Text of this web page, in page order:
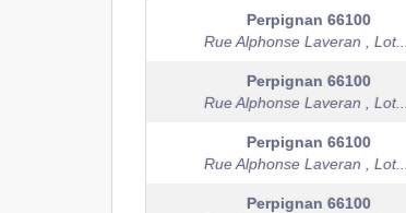
Perpignan 66100
Rue Alphonse Laveran , Lot....
Perpignan 66100
Rue Alphonse Laveran , Lot....
Perpignan 66100
Rue Alphonse Laveran , Lot....
Perpignan 66100